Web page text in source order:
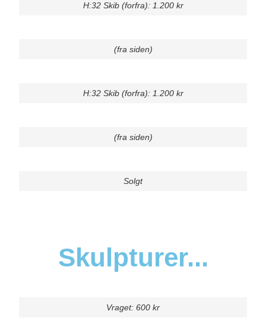
H:32 Skib (forfra): 1.200 kr
(fra siden)
H:32 Skib (forfra): 1.200 kr
(fra siden)
Solgt
Skulpturer...
Vraget: 600 kr